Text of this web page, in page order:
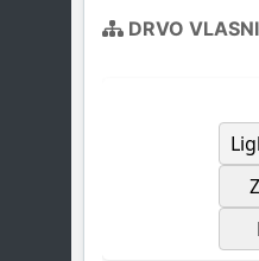
DRVO